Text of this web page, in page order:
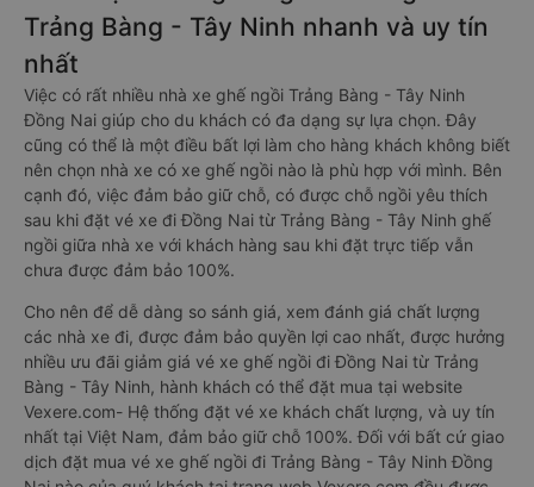
Trảng Bàng - Tây Ninh nhanh và uy tín
nhất
Việc có rất nhiều nhà xe ghế ngồi Trảng Bàng - Tây Ninh
Đồng Nai giúp cho du khách có đa dạng sự lựa chọn. Đây
cũng có thể là một điều bất lợi làm cho hàng khách không biết
nên chọn nhà xe có xe ghế ngồi nào là phù hợp với mình. Bên
cạnh đó, việc đảm bảo giữ chỗ, có được chỗ ngồi yêu thích
sau khi đặt vé xe đi Đồng Nai từ Trảng Bàng - Tây Ninh ghế
ngồi giữa nhà xe với khách hàng sau khi đặt trực tiếp vẫn
chưa được đảm bảo 100%.
Cho nên để dễ dàng so sánh giá, xem đánh giá chất lượng
các nhà xe đi, được đảm bảo quyền lợi cao nhất, được hưởng
nhiều ưu đãi giảm giá vé xe ghế ngồi đi Đồng Nai từ Trảng
Bàng - Tây Ninh, hành khách có thể đặt mua tại website
Vexere.com- Hệ thống đặt vé xe khách chất lượng, và uy tín
nhất tại Việt Nam, đảm bảo giữ chỗ 100%. Đối với bất cứ giao
dịch đặt mua vé xe ghế ngồi đi Trảng Bàng - Tây Ninh Đồng